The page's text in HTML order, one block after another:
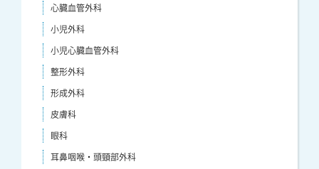
心臓血管外科
小児外科
小児心臓血管外科
整形外科
形成外科
皮膚科
眼科
耳鼻咽喉・頭頸部外科